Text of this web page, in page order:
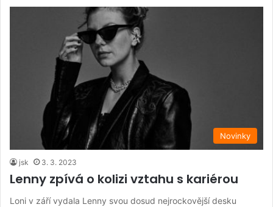
Novinky
jsk 3. 3. 2023
Lenny zpívá o kolizi vztahu s kariérou
Loni v září vydala Lenny svou dosud nejrockovější desku